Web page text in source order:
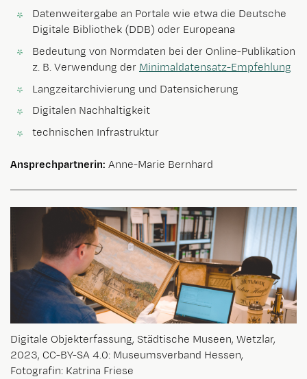
Datenweitergabe an Portale wie etwa die Deutsche
Digitale Bibliothek (DDB) oder Europeana
Bedeutung von Normdaten bei der Online-Publikation
z. B. Verwendung der Minimaldatensatz-Empfehlung
Langzeitarchivierung und Datensicherung
Digitalen Nachhaltigkeit
technischen Infrastruktur
Ansprechpartnerin: Anne-Marie Bernhard
Digitale Objekterfassung, Städtische Museen, Wetzlar,
2023, CC-BY-SA 4.0: Museumsverband Hessen,
Fotografin: Katrina Friese